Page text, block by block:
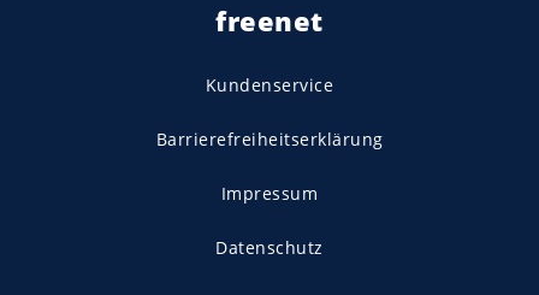
freenet
Kundenservice
Barrierefreiheitserklärung
Impressum
Datenschutz